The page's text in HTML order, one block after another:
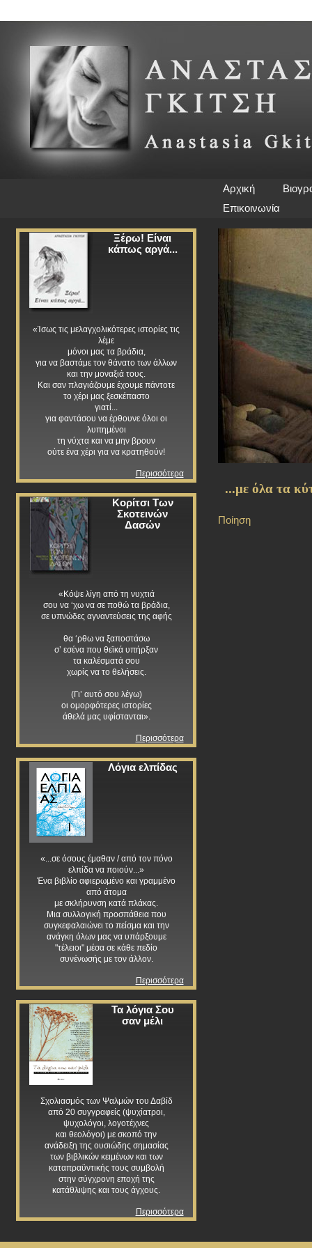
Αρχική
Επικοινωνία
Ξέρω! Είναι
κάπως αργά...
«Ίσως τις μελαγχολικότερες ιστορίες τις
λέμε
μόνοι μας τα βράδια,
για να βαστάμε τον θάνατο των άλλων
και την μοναξιά τους.
Και σαν πλαγιάζουμε έχουμε πάντοτε
το χέρι μας ξεσκέπαστο
γιατί...
για φαντάσου να έρθουνε όλοι οι
λυπημένοι
τη νύχτα και να μην βρουν
ούτε ένα χέρι για να κρατηθούν!
Περισσότερα
Κορίτσι Των
Σκοτεινών
Δασών
«Κόψε λίγη από τη νυχτιά
σου να ‘χω να σε ποθώ τα βράδια,
σε υπνώδες αγναντεύσεις της αφής
θα ‘ρθω να ξαποστάσω
σ’ εσένα που θεϊκά υπήρξαν
τα καλέσματά σου
χωρίς να το θελήσεις.
(Γι’ αυτό σου λέγω)
οι ομορφότερες ιστορίες
άθελά μας υφίστανται».
Περισσότερα
Λόγια ελπίδας
«...σε όσους έμαθαν / από τον πόνο
ελπίδα να ποιούν...»
Ένα βιβλίο αφιερωμένο και γραμμένο
από άτομα
με σκλήρυνση κατά πλάκας.
Μια συλλογική προσπάθεια που
συγκεφαλαιώνει το πείσμα και την
ανάγκη όλων μας να υπάρξουμε
"τέλειοι" μέσα σε κάθε πεδίο
συνένωσής με τον άλλον.
Περισσότερα
Τα λόγια Σου
σαν μέλι
Σχολιασμός των Ψαλμών του Δαβίδ
από 20 συγγραφείς (ψυχίατροι,
ψυχολόγοι, λογοτέχνες
και θεολόγοι) με σκοπό την
ανάδειξη της ουσιώδης σημασίας
των βιβλικών κειμένων και των
καταπραϋντικής τους συμβολή
στην σύγχρονη εποχή της
κατάθλιψης και τους άγχους.
Περισσότερα
...με όλα τα
Ποίηση